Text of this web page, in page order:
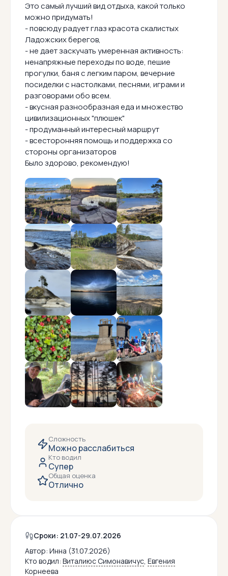
Это самый лучший вид отдыха, какой только
можно придумать!
- повсюду радует глаз красота скалистых
Ладожских берегов,
- не дает заскучать умеренная активность:
ненапряжные переходы по воде, пешие
прогулки, баня с легким паром, вечерние
посиделки с настолками, песнями, играми и
разговорами обо всем.
- вкусная разнообразная еда и множество
цивилизационных "плюшек"
- продуманный интересный маршрут
- всесторонняя помощь и поддержка со
стороны организаторов
Было здорово, рекомендую!
Сложность
Можно расслабиться
Кто водил
Супер
Общая оценка
Отлично
Сроки: 21.07-29.07.2026
Автор: Инна (31.07.2026)
Кто водил: Виталиюс Симонавичус, Евгения
Корнеева